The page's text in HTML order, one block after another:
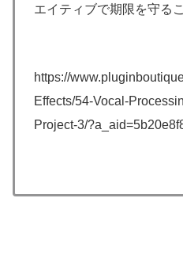
エイティブで期限を守る
https://
Effects/54-Vocal-
Project-3/